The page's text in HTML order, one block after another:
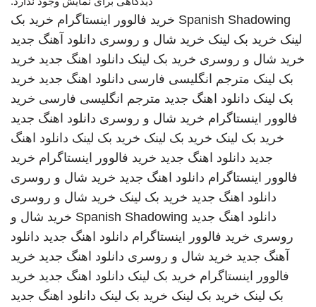
Spanish Shadowing خرید فالوور اینستاگرام خرید بک
لینک خرید بک لینک خرید شال و روسری دانلود آهنگ جدید
خرید شال و روسری خرید بک لینک دانلود اهنگ جدید خرید
بک لینک مترجم انگلیسی فارسی دانلود اهنگ جدید خرید
بک لینک دانلود اهنگ جدید مترجم انگلیسی فارسی خرید
فالوور اینستاگرام خرید شال و روسری دانلود اهنگ جدید
خرید بک لینک خرید بک لینک خرید بک لینک دانلود اهنگ
جدید دانلود اهنگ جدید خرید فالوور اینستاگرام خرید
فالوور اینستاگرام دانلود اهنگ جدید خرید شال و روسری
دانلود اهنگ جدید خرید بک لینک خرید شال و روسری
دانلود اهنگ جدید Spanish Shadowing خرید شال و
روسری خرید فالوور اینستاگرام دانلود اهنگ جدید دانلود
آهنگ جدید خرید شال و روسری دانلود اهنگ جدید خرید
فالوور اینستاگرام خرید بک لینک دانلود اهنگ جدید خرید
بک لینک خرید بک لینک خرید بک لینک دانلود اهنگ جدید